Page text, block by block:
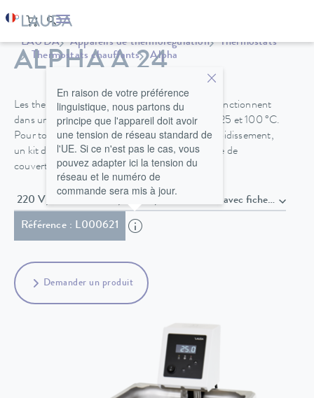
LAUDA Appareils de thermorégulation
Thermostats
Thermostats chauffants
Alpha
ALPHA A 24
Les thermostats chauffants A 6, A 12 et A 24 fonctionnent
dans une plage de température comprise entre 25 et 100 °C.
Pour tous les thermostats, un serpentin de refroidissement,
un kit de circulation de la pompe et un ensemble de
couverture du bain sont disponibles en option.
220 V; 60 Hz / 230 V; 50 Hz , Câble secteur avec
Référence : L000621
En raison de votre préférence
linguistique, nous partons du
principe que l'appareil doit avoir
une tension de réseau standard de
l'UE. Si ce n'est pas le cas, vous
pouvez adapter ici la tension du
réseau et le numéro de
commande sera mis à jour.
Demander un produit